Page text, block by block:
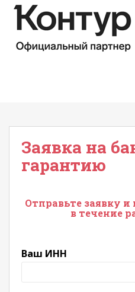
Заявка на
гарантию
Отправьте заявку
в течение
Ваш ИНН